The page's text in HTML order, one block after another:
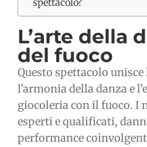
spettacolo?
L’arte della
del fuoco
Questo spettacolo
l’armonia della danza e
giocoleria con il fuoco. I
esperti e qualificati,
performance